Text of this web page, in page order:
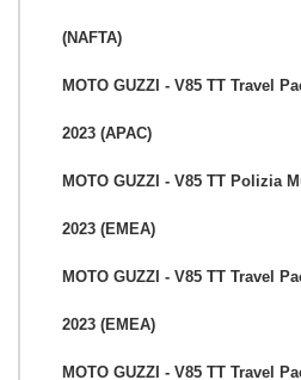
(NAFTA)
MOTO GUZZI - V85 TT Travel
2023 (APAC)
MOTO GUZZI - V85 TT Polizia
2023 (EMEA)
MOTO GUZZI - V85 TT Travel
2023 (EMEA)
MOTO GUZZI - V85 TT Travel